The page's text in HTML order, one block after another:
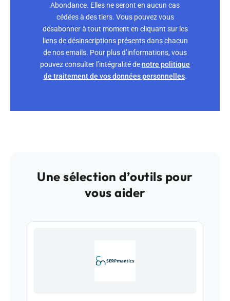
Abondance. Elles ne seront en aucun cas
cédées à des tiers. Vous pouvez vous
désabonner à tout moment en cliquant sur les
liens de désinscriptions présents dans chacun
de nos emails. Pour plus d’informations, vous
pouvez consulter l’intégralité denotre politique
de traitement de vos données personnelles.
Une sélection d’outils pour
vous aider